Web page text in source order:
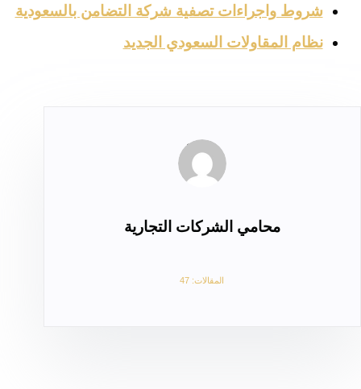
شروط واجراءات تصفية شركة التضامن بالسعودية
نظام المقاولات السعودي الجديد
محامي الشركات التجارية
المقالات: 47